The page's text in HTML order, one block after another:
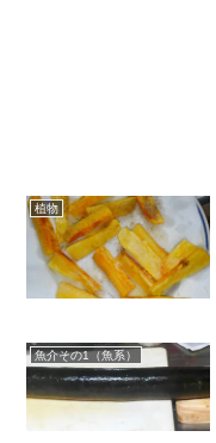
植物
魚介その1（魚系）